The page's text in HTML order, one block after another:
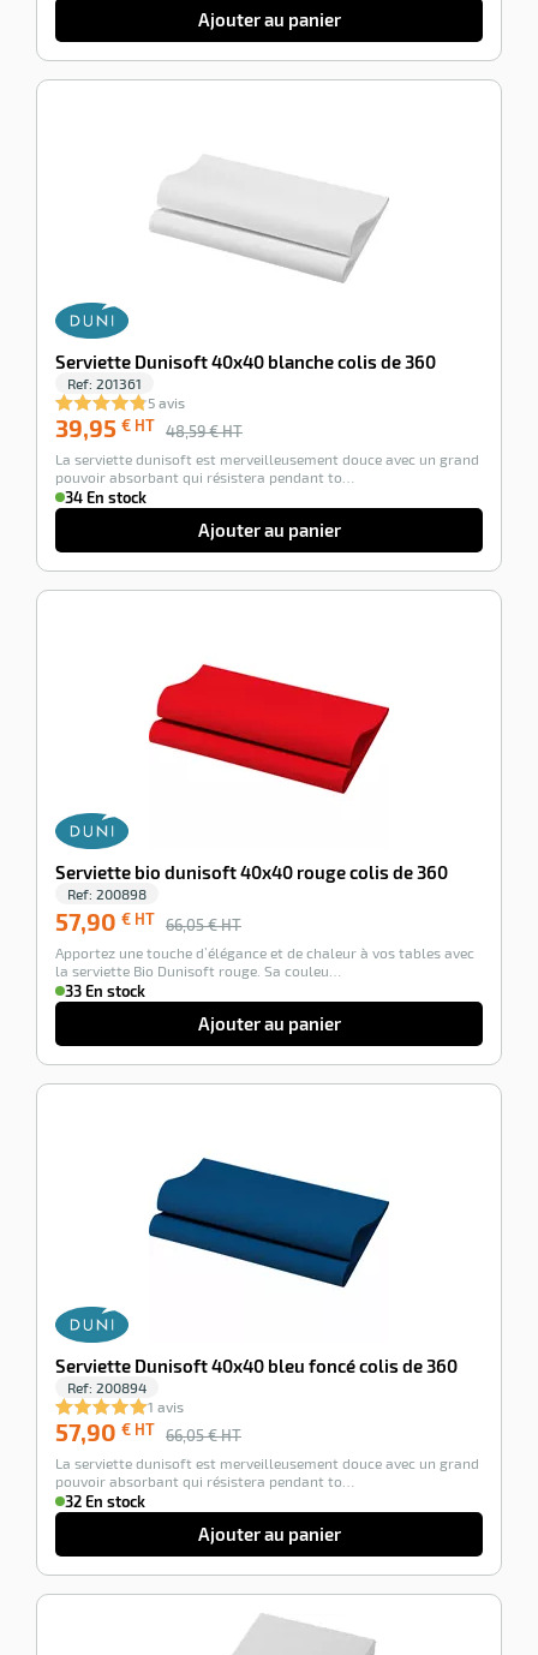
douce
Ajouter
au
panier
Ajouter au panier
Serviette Dunisoft 40x40 blanche colis de 360
Ref: 201361
5 avis
39,95 € HT 48,59 € HT
La serviette dunisoft est merveilleusement douce avec un grand
pouvoir absorbant qui résistera pendant to…
34 En stock
Ajouter au panier
Serviette bio dunisoft 40x40 rouge colis de 360
Ref: 200898
57,90 € HT 66,05 € HT
Apportez une touche d’élégance et de chaleur à vos tables avec
la serviette Bio Dunisoft rouge. Sa couleu…
33 En stock
Ajouter au panier
Serviette Dunisoft 40x40 bleu foncé colis de 360
Ref: 200894
1 avis
57,90 € HT 66,05 € HT
La serviette dunisoft est merveilleusement douce avec un grand
pouvoir absorbant qui résistera pendant to…
32 En stock
Ajouter au panier